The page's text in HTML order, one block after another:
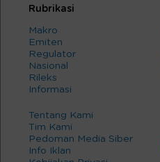
Rubrikasi
Makro
Emiten
Regulator
Nasional
Rileks
Informasi
Tentang Kami
Tim Kami
Pedoman Media Siber
Info Iklan